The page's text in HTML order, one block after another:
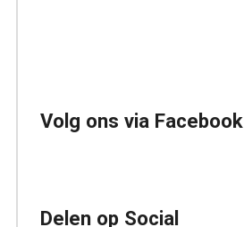
Volg ons via Facebook
Delen op Social